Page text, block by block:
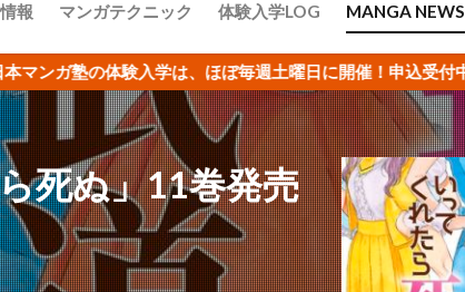
報 マンガテクニック 体験入学LOG MANGA NEWS
験入学は、ほぼ毎週土曜日に開催！申込受付中です！
死ぬ」11巻発売